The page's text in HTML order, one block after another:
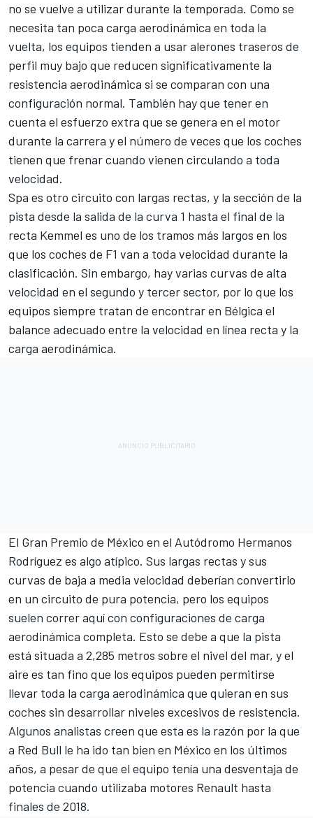
no se vuelve a utilizar durante la temporada. Como se
necesita tan poca carga aerodinámica en toda la
vuelta, los equipos tienden a usar alerones traseros de
perfil muy bajo que reducen significativamente la
resistencia aerodinámica si se comparan con una
configuración normal. También hay que tener en
cuenta el esfuerzo extra que se genera en el motor
durante la carrera y el número de veces que los coches
tienen que frenar cuando vienen circulando a toda
velocidad.
Spa es otro circuito con largas rectas, y la sección de la
pista desde la salida de la curva 1 hasta el final de la
recta Kemmel es uno de los tramos más largos en los
que los coches de F1 van a toda velocidad durante la
clasificación. Sin embargo, hay varias curvas de alta
velocidad en el segundo y tercer sector, por lo que los
equipos siempre tratan de encontrar en Bélgica el
balance adecuado entre la velocidad en línea recta y la
carga aerodinámica.
El Gran Premio de México en el Autódromo Hermanos
Rodríguez es algo atípico. Sus largas rectas y sus
curvas de baja a media velocidad deberían convertirlo
en un circuito de pura potencia, pero los equipos
suelen correr aquí con configuraciones de carga
aerodinámica completa. Esto se debe a que la pista
está situada a 2,285 metros sobre el nivel del mar, y el
aire es tan fino que los equipos pueden permitirse
llevar toda la carga aerodinámica que quieran en sus
coches sin desarrollar niveles excesivos de resistencia.
Algunos analistas creen que esta es la razón por la que
a Red Bull le ha ido tan bien en México en los últimos
años, a pesar de que el equipo tenía una desventaja de
potencia cuando utilizaba motores Renault hasta
finales de 2018.